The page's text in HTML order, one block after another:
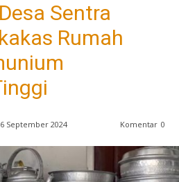
Sentra
Rumah
6 September 2024 Komentar 0